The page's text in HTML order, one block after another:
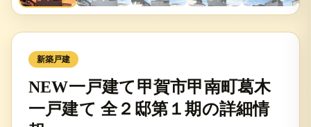
新築戸建
NEW一戸建て甲賀市甲南町葛木
一戸建て 全２邸第１期の詳細情